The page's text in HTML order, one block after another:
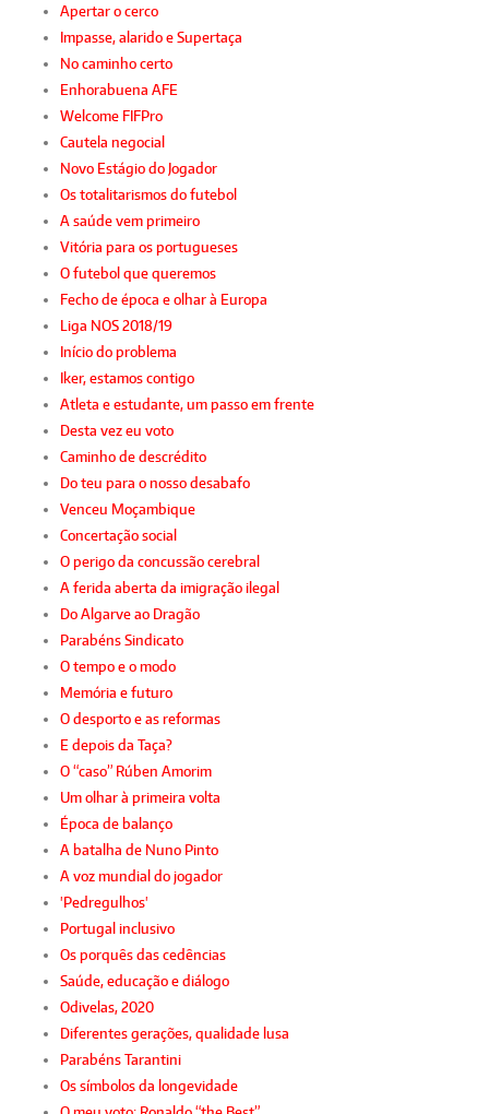
Apertar o cerco
Impasse, alarido e Supertaça
No caminho certo
Enhorabuena AFE
Welcome FIFPro
Cautela negocial
Novo Estágio do Jogador
Os totalitarismos do futebol
A saúde vem primeiro
Vitória para os portugueses
O futebol que queremos
Fecho de época e olhar à Europa
Liga NOS 2018/19
Início do problema
Iker, estamos contigo
Atleta e estudante, um passo em frente
Desta vez eu voto
Caminho de descrédito
Do teu para o nosso desabafo
Venceu Moçambique
Concertação social
O perigo da concussão cerebral
A ferida aberta da imigração ilegal
Do Algarve ao Dragão
Parabéns Sindicato
O tempo e o modo
Memória e futuro
O desporto e as reformas
E depois da Taça?
O “caso” Rúben Amorim
Um olhar à primeira volta
Época de balanço
A batalha de Nuno Pinto
A voz mundial do jogador
'Pedregulhos'
Portugal inclusivo
Os porquês das cedências
Saúde, educação e diálogo
Odivelas, 2020
Diferentes gerações, qualidade lusa
Parabéns Tarantini
Os símbolos da longevidade